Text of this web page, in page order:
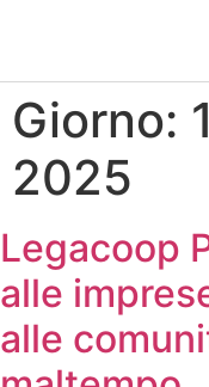
Giorno:
2025
Legacoop
alle
alle